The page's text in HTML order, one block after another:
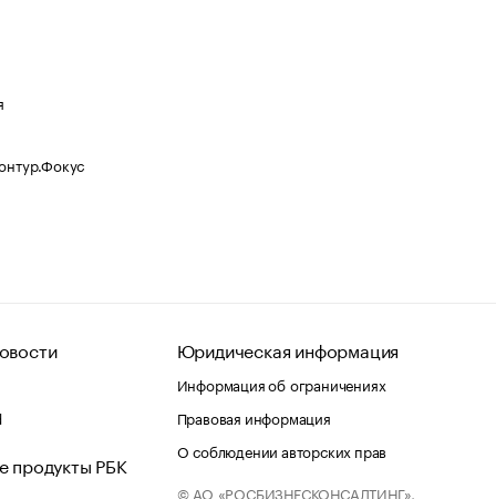
продукты РБК
Юридическая информация
Информация об ограничениях
Правовая информация
О соблюдении авторских прав
© АО «РОСБИЗНЕСКОНСАЛТИНГ»,